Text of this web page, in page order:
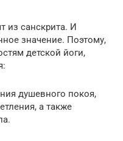
из санскрита. И
значение. Поэтому,
детской йоги,
душевного покоя,
а также